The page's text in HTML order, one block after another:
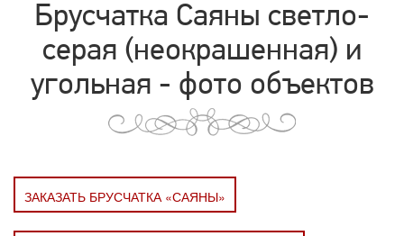
Брусчатка Саяны светло-
серая (неокрашенная) и
угольная - фото объектов
ЗАКАЗАТЬ БРУСЧАТКА «САЯНЫ»